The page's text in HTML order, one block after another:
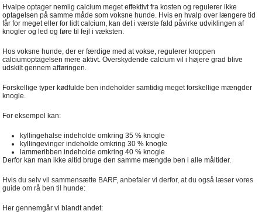
Hvalpe optager nemlig calcium meget effektivt fra kosten og regulerer ikke
optagelsen på samme måde som voksne hunde. Hvis en hvalp over længere tid
får for meget eller for lidt calcium, kan det i værste fald påvirke udviklingen af
knogler og led og føre til fejl i væksten.
Hos voksne hunde, der er færdige med at vokse, regulerer kroppen
calciumoptagelsen mere aktivt. Overskydende calcium vil i højere grad blive
udskilt gennem afføringen.
Forskellige typer kødfulde ben indeholder samtidig meget forskellige mængder
knogle.
For eksempel kan:
kyllingehalse indeholde omkring 35 % knogle
kyllingevinger indeholde omkring 30 % knogle
lammeribben indeholde omkring 40 % knogle
Derfor kan man ikke altid bruge den samme mængde ben i alle måltider.
Hvis du selv vil sammensætte BARF, anbefaler vi derfor, at du også læser vores
guide om rå ben til hunde:
Her gennemgår vi blandt andet: